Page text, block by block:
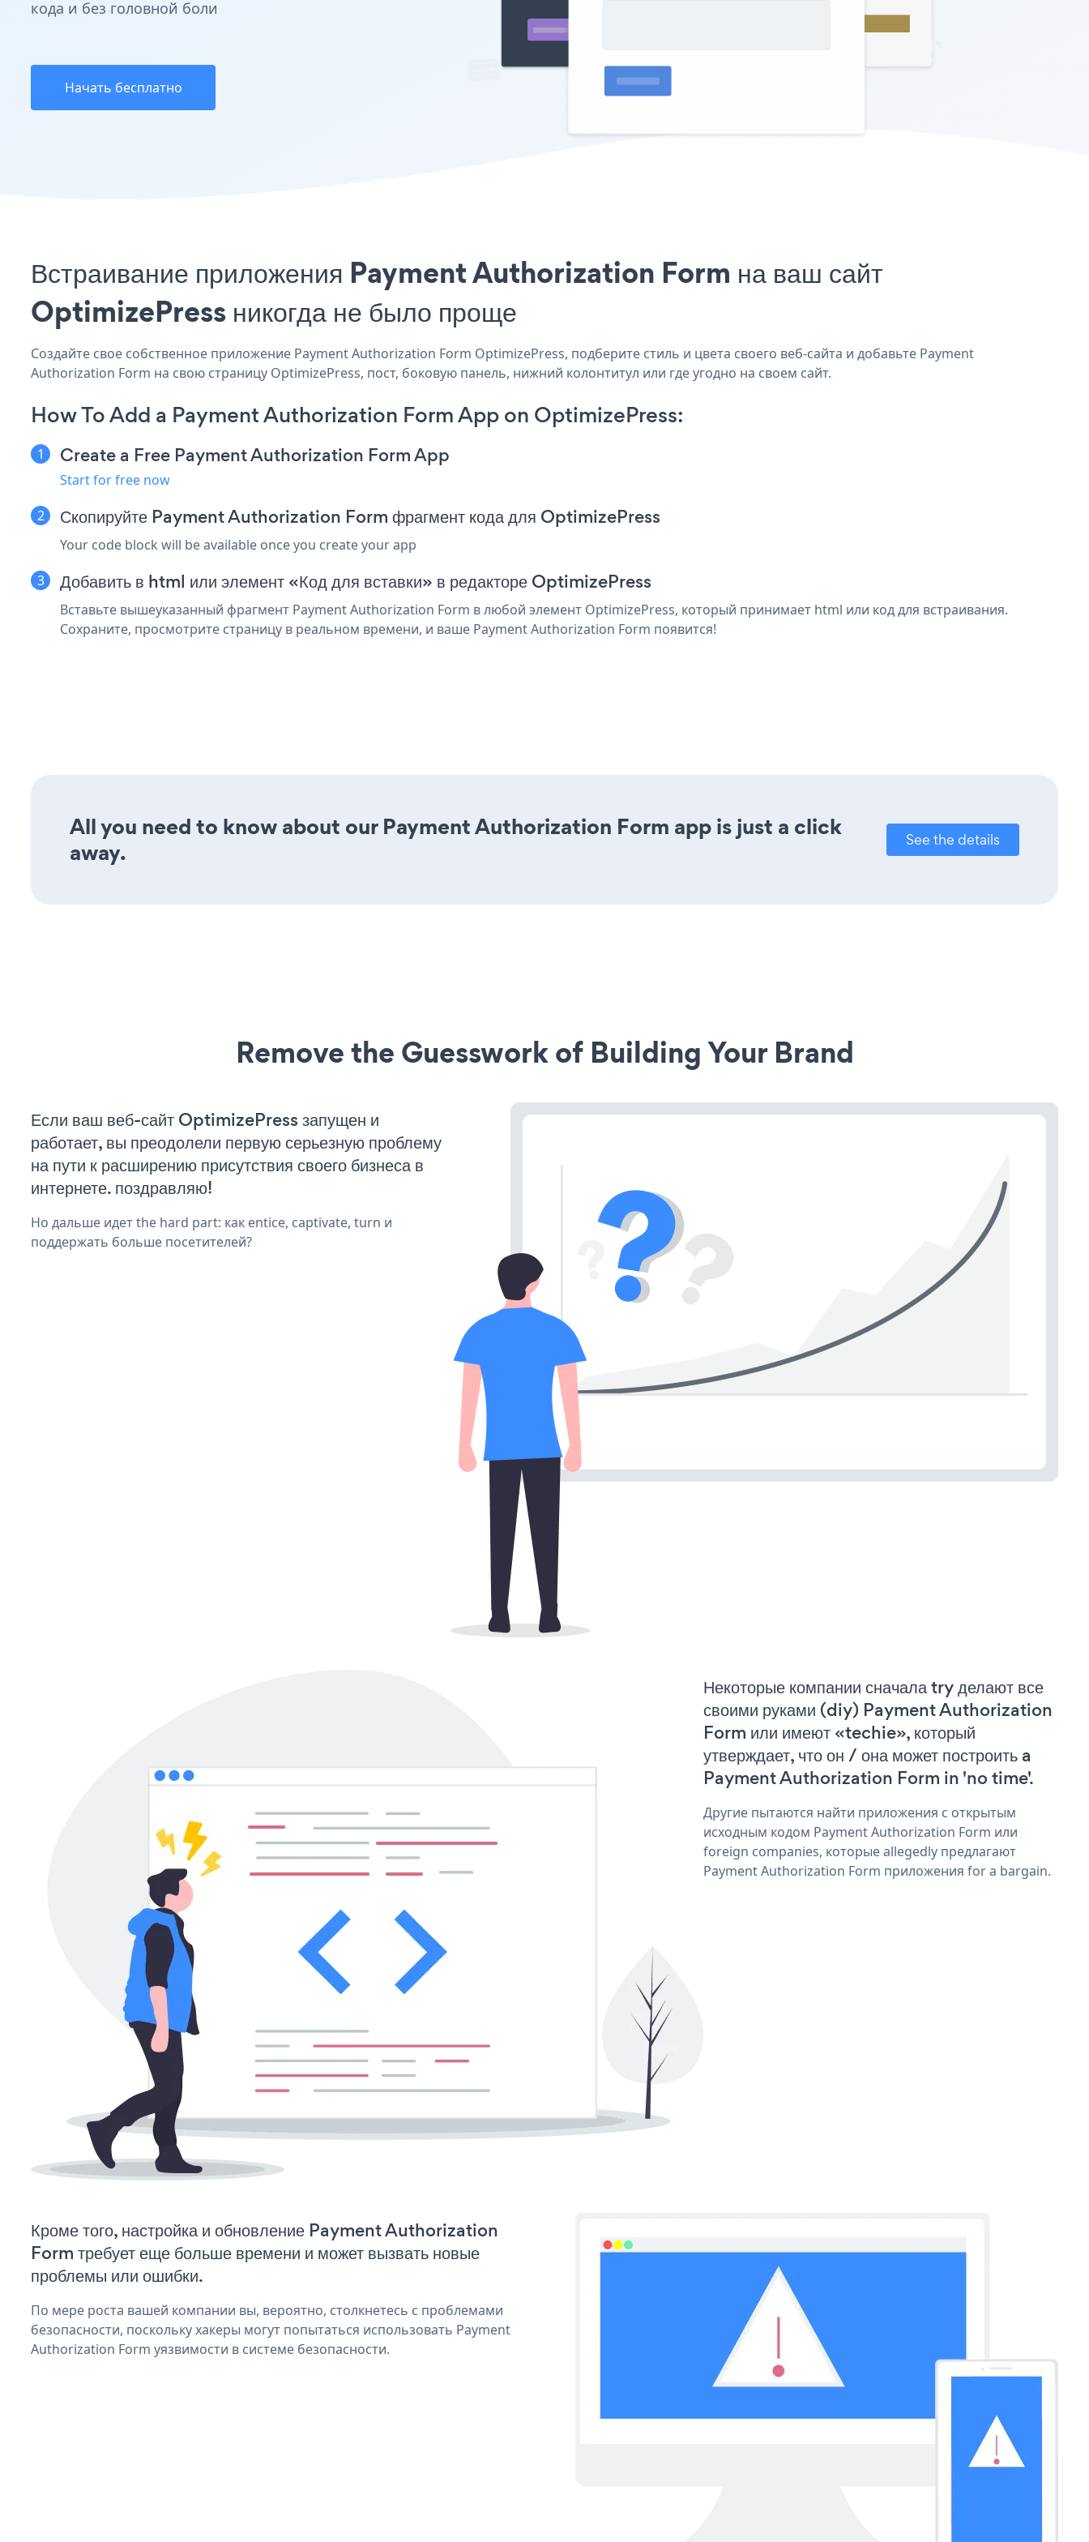
кода и без головной боли
Начать бесплатно
Встраивание приложения Payment Authorization Form на ваш сайт
OptimizePress никогда не было проще
Создайте свое собственное приложение Payment Authorization Form OptimizePress, подберите стиль и цвета своего веб-сайта и добавьте Payment
Authorization Form на свою страницу OptimizePress, пост, боковую панель, нижний колонтитул или где угодно на своем сайт.
How To Add a Payment Authorization Form App on OptimizePress:
Create a Free Payment Authorization Form App
Start for free now
Скопируйте Payment Authorization Form фрагмент кода для OptimizePress
Your code block will be available once you create your app
Добавить в html или элемент «Код для вставки» в редакторе OptimizePress
Вставьте вышеуказанный фрагмент Payment Authorization Form в любой элемент OptimizePress, который принимает html или код для встраивания.
Сохраните, просмотрите страницу в реальном времени, и ваше Payment Authorization Form появится!
All you need to know about our Payment Authorization Form app is just a click
away.
See the details
Remove the Guesswork of Building Your Brand
Если ваш веб-сайт OptimizePress запущен и
работает, вы преодолели первую серьезную проблему
на пути к расширению присутствия своего бизнеса в
интернете. поздравляю!
Но дальше идет the hard part: как entice, captivate, turn и
поддержать больше посетителей?
Некоторые компании сначала try делают все
своими руками (diy) Payment Authorization
Form или имеют «techie», который
утверждает, что он / она может построить a
Payment Authorization Form in 'no time'.
Другие пытаются найти приложения с открытым
исходным кодом Payment Authorization Form или
foreign companies, которые allegedly предлагают
Payment Authorization Form приложения for a bargain.
Кроме того, настройка и обновление Payment Authorization
Form требует еще больше времени и может вызвать новые
проблемы или ошибки.
По мере роста вашей компании вы, вероятно, столкнетесь с проблемами
безопасности, поскольку хакеры могут попытаться использовать Payment
Authorization Form уязвимости в системе безопасности.